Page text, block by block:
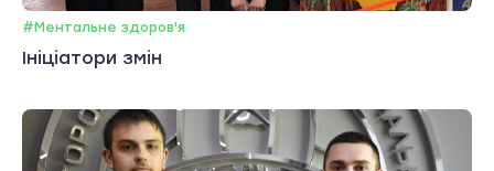
#Ментальне здоров'я
Ініціатори змін